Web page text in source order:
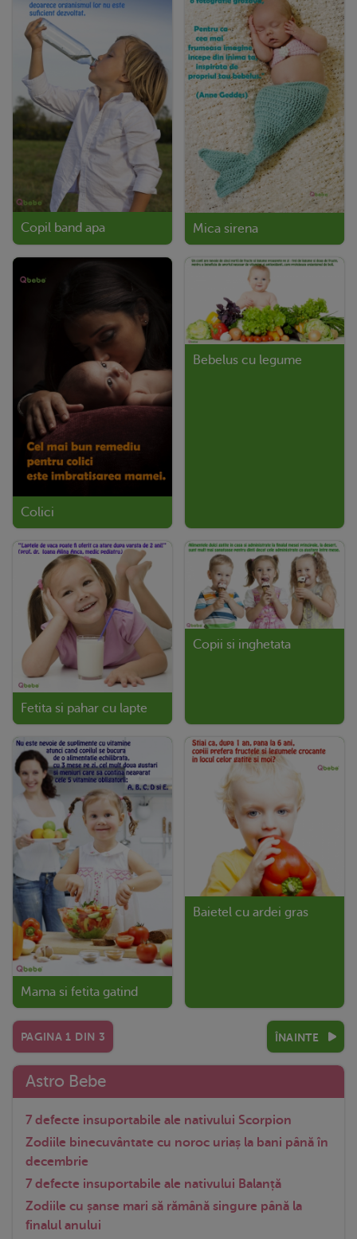
Copil band apa Mica sirena
Colici
Bebelus cu legume
Fetita si pahar cu lapte
Copii si inghetata
Mama si fetita gatind
Baietel cu ardei gras
PAGINA 1 DIN 3 ÎNAINTE
Astro Bebe
7 defecte insuportabile ale nativului Scorpion
Zodiile binecuvântate cu noroc uriaș la bani până în
decembrie
7 defecte insuportabile ale nativului Balanță
Zodiile cu șanse mari să rămână singure până la
finalul anului